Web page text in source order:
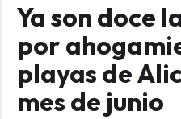
Ya son doce
por
playas de
mes de junio